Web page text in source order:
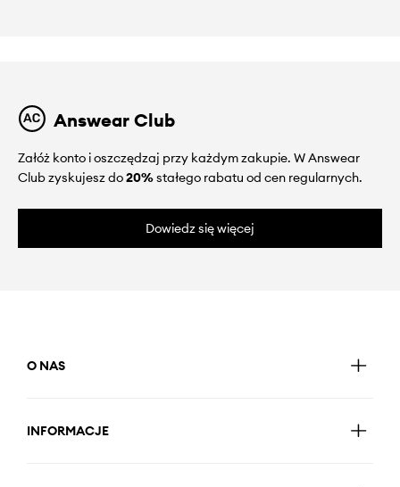
Answear Club
Załóż konto i oszczędzaj przy każdym zakupie. W Answear
Club zyskujesz do20%stałego rabatu od cen regularnych.
Dowiedz się więcej
O NAS
INFORMACJE